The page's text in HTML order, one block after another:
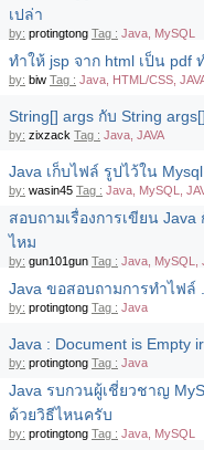
เปล่า
by: protingtong Tag : Java, MySQL
ทำให้ jsp จาก html เป็น pdf
by: biw Tag : Java, HTML/CSS,
String[] args กับ String
by: zixzack Tag : Java, JAVA
Java เก็บไฟล์ รูปไว้ใน
by: wasin45 Tag : Java, MySQL,
สอบถามเรื่องการเขียน
ไหม
by: gun101gun Tag : Java, MySQL,
Java ขอสอบถามการทำไฟล์
by: protingtong Tag : Java
Java : Document is Empty
by: protingtong Tag : Java
Java รบกวนผู้เชี่ยวชาญ
ด้วยวิธีไหนครับ
by: protingtong Tag : Java, MySQL